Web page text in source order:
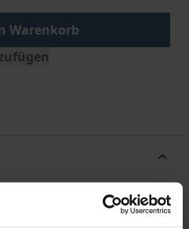
Warenkorb
also das Marketing eines